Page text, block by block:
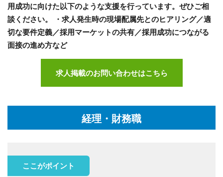
用成功に向けた以下のような支援を行っています。ぜひご相
談ください。
・求人発生時の現場配属先とのヒアリング／適
切な要件定義／採用マーケットの共有／採用成功につながる
面接の進め方など
求人掲載のお問い合わせはこちら
経理・財務職
ここがポイント